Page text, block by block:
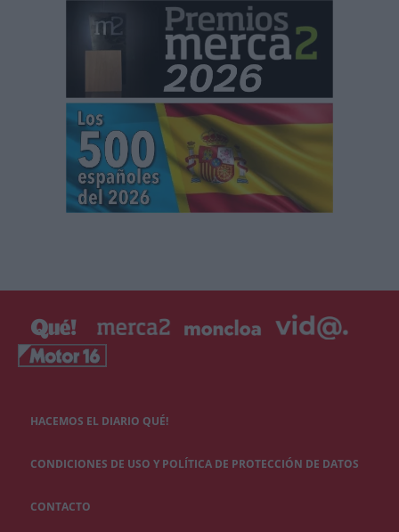
HACEMOS EL DIARIO QUÉ!
CONDICIONES DE USO Y POLÍTICA DE PROTECCIÓN DE DATOS
CONTACTO